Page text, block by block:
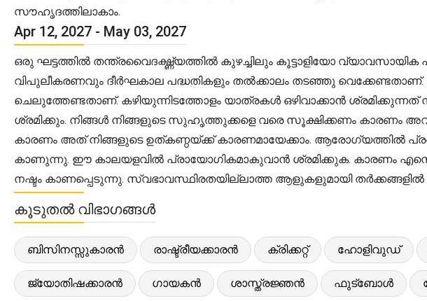
സൗഹൃദത്തിലാകാം.
Apr 12, 2027 - May 03, 2027
ഒരു ഘട്ടത്തിൽ തന്ത്രവൈദഗ്ദ്ധ്യത്തിൽ കുഴച്ചിലും കൂട്ടാളിയോ
വിപുലീകരണവും ദീർഘകാല പദ്ധതികളും തൽക്കാലം തടഞ്ഞു
ചെലുത്തേണ്ടതാണ്. കഴിയുന്നിടത്തോളം യാത്രകൾ ഒഴിവാക്കാൻ
ശ്രമിക്കും. നിങ്ങൾ നിങ്ങളുടെ സുഹൃത്തുക്കളെ വരെ സൂക്ഷിക്കണം കാരണം
കാരണം അത് നിങ്ങളുടെ ഉത്കണ്ഠയ്ക്ക് കാരണമായേക്കാം. ആരോഗ്യത്തിൽ
കാണുന്നു. ഈ കാലയളവിൽ പ്രായോഗികമാകുവാൻ ശ്രമിക്കുക. കാരണം
നഷ്ടം കാണപ്പെടുന്നു. സ്വഭാവസ്ഥിരതയില്ലാത്ത ആളുകളുമായി തർക്കങ്ങളിൽ
കൂടുതൽ വിഭാഗങ്ങൾ
ബിസിനസ്സുകാരൻ രാഷ്ട്രീയക്കാരൻ ക്രിക്കറ്റ് ഹോളിവുഡ്
ജ്യോതിഷക്കാരൻ ഗായകൻ ശാസ്ത്രജ്ഞൻ ഫുട്ബോൾ